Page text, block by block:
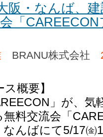
阪・なんば、
「
BRANU株式会社
概要】
」が、
料交流会「
なんばにて5/17㈮